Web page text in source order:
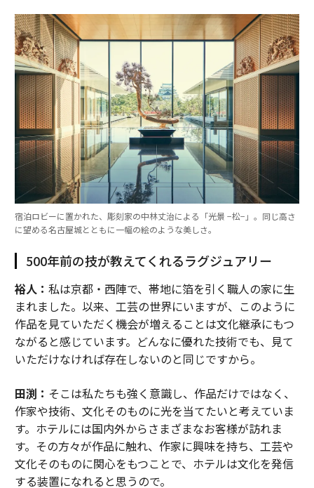
宿泊ロビーに置かれた、彫刻家の中林丈治による「光景 −松−」。同じ高さ
に望める名古屋城とともに一幅の絵のような美しさ。
500年前の技が教えてくれるラグジュアリー
裕人： 私は京都・西陣で、帯地に箔を引く職人の家に生
まれました。以来、工芸の世界にいますが、このように
作品を見ていただく機会が増えることは文化継承にもつ
ながると感じています。どんなに優れた技術でも、見て
いただけなければ存在しないのと同じですから。
田渕： そこは私たちも強く意識し、作品だけではなく、
作家や技術、文化そのものに光を当てたいと考えていま
す。ホテルには国内外からさまざまなお客様が訪れま
す。その方々が作品に触れ、作家に興味を持ち、工芸や
文化そのものに関心をもつことで、ホテルは文化を発信
する装置になれると思うので。